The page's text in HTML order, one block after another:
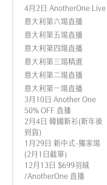
4月2日 AnotherOne Live
意大利第六場直播
意大利第五場直播
意大利第四場直播
意大利第三場精選
意大利第二場直播
意大利第一場直播
3月10日 Another One
50% OFF 直播
2月4日 韓國新衫(新年後
到貨)
1月29日 新中式-獨家場
(2月1日截單)
12月13日 $699羽絨
/AnotherOne 直播